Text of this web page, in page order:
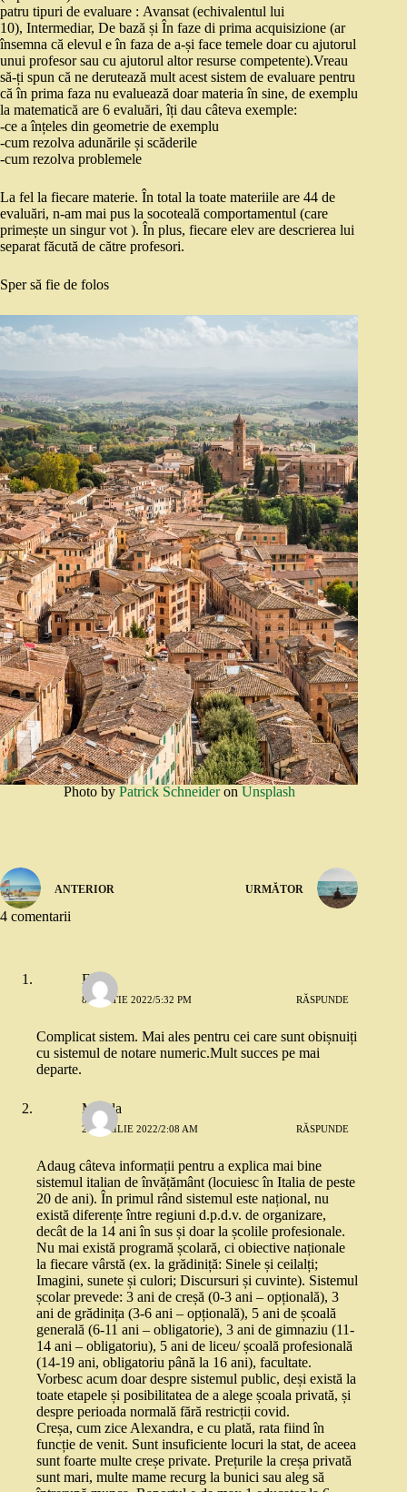
patru tipuri de evaluare : Avansat (echivalentul lui
10), Intermediar, De bază și În faze di prima acquisizione (ar
însemna că elevul e în faza de a-și face temele doar cu ajutorul
unui profesor sau cu ajutorul altor resurse competente).Vreau
să-ți spun că ne derutează mult acest sistem de evaluare pentru
că în prima faza nu evaluează doar materia în sine, de exemplu
la matematică are 6 evaluări, îți dau câteva exemple:
-ce a înțeles din geometrie de exemplu
-cum rezolva adunările și scăderile
-cum rezolva problemele
La fel la fiecare materie. În total la toate materiile are 44 de
evaluări, n-am mai pus la socoteală comportamentul (care
primește un singur vot ). În plus, fiecare elev are descrierea lui
separat făcută de către profesori.
Sper să fie de folos
Photo by Patrick Schneideron Unsplash
ANTERIOR URMĂTOR
4 comentarii
Ella
8 MARTIE 2022/5:32 PM RĂSPUNDE
Complicat sistem. Mai ales pentru cei care sunt obișnuiți
cu sistemul de notare numeric.Mult succes pe mai
departe.
Magda
20 APRILIE 2022/2:08 AM RĂSPUNDE
Adaug câteva informații pentru a explica mai bine
sistemul italian de învățământ (locuiesc în Italia de peste
20 de ani). În primul rând sistemul este național, nu
există diferențe între regiuni d.p.d.v. de organizare,
decât de la 14 ani în sus și doar la școlile profesionale.
Nu mai există programă școlară, ci obiective naționale
la fiecare vârstă (ex. la grădiniță: Sinele și ceilalți;
Imagini, sunete și culori; Discursuri și cuvinte). Sistemul
școlar prevede: 3 ani de creșă (0-3 ani – opțională), 3
ani de grădinița (3-6 ani – opțională), 5 ani de școală
generală (6-11 ani – obligatorie), 3 ani de gimnaziu (11-
14 ani – obligatoriu), 5 ani de liceu/ școală profesională
(14-19 ani, obligatoriu până la 16 ani), facultate.
Vorbesc acum doar despre sistemul public, deși există la
toate etapele și posibilitatea de a alege școala privată, și
despre perioada normală fără restricții covid.
Creșa, cum zice Alexandra, e cu plată, rata fiind în
funcție de venit. Sunt insuficiente locuri la stat, de aceea
sunt foarte multe creșe private. Prețurile la creșa privată
sunt mari, multe mame recurg la bunici sau aleg să